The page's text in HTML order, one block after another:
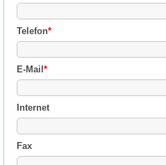
Telefon*
E-Mail *
Internet
Fax